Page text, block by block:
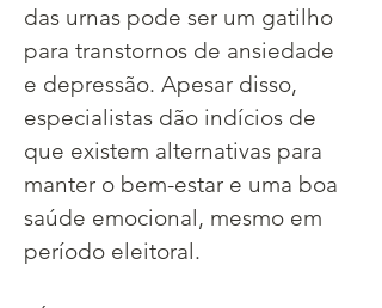
das urnas pode ser um gatilho
para transtornos de ansiedade
e depressão. Apesar disso,
especialistas dão indícios de
que existem alternativas para
manter o bem-estar e uma boa
saúde emocional, mesmo em
período eleitoral.